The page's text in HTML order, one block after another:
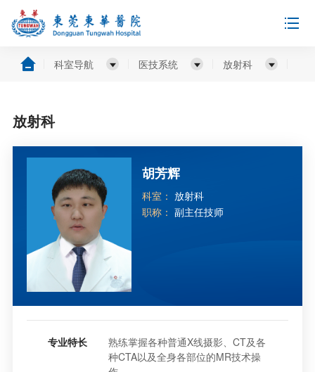
科室导航 医技系统 放射科
放射科
胡芳辉
科室： 放射科
职称： 副主任技师
专业特长
熟练掌握各种普通X线摄影、CT及各
种CTA以及全身各部位的MR技术操